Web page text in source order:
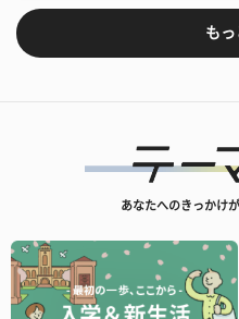
もっ
あなたへのきっかけ